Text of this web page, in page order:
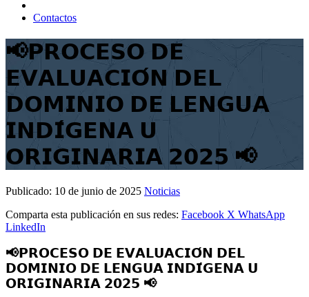
Contactos
📢𝗣𝗥𝗢𝗖𝗘𝗦𝗢 𝗗𝗘
𝗘𝗩𝗔𝗟𝗨𝗔𝗖𝗜𝗢́𝗡 𝗗𝗘𝗟
𝗗𝗢𝗠𝗜𝗡𝗜𝗢 𝗗𝗘 𝗟𝗘𝗡𝗚𝗨𝗔
𝗜𝗡𝗗𝗜́𝗚𝗘𝗡𝗔 𝗨
𝗢𝗥𝗜𝗚𝗜𝗡𝗔𝗥𝗜𝗔 𝟮𝟬𝟮𝟱 📢
Publicado: 10 de junio de 2025 Noticias
Comparta esta publicación en sus redes: Facebook X WhatsApp
LinkedIn
📢𝗣𝗥𝗢𝗖𝗘𝗦𝗢 𝗗𝗘 𝗘𝗩𝗔𝗟𝗨𝗔𝗖𝗜𝗢́𝗡 𝗗𝗘𝗟
𝗗𝗢𝗠𝗜𝗡𝗜𝗢 𝗗𝗘 𝗟𝗘𝗡𝗚𝗨𝗔 𝗜𝗡𝗗𝗜́𝗚𝗘𝗡𝗔 𝗨
𝗢𝗥𝗜𝗚𝗜𝗡𝗔𝗥𝗜𝗔 𝟮𝟬𝟮𝟱 📢